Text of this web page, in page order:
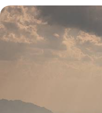
Cueillir, pister, voguer
Entre forêts, lacs et plateaux,
de beauté et d'habitants qui
10 jours, de 8600 à 10400 $ CA